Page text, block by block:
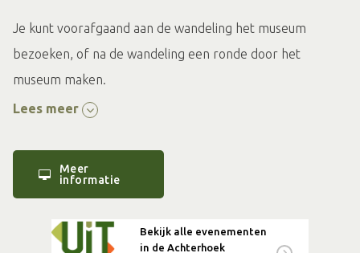
Je kunt voorafgaand aan de wandeling het museum
bezoeken, of na de wandeling een ronde door het
museum maken.
Het kan modderig zijn…
Prijs wandeling met gids inclusief museumtoegang en een
kopje koffie of thee € 10,00. Als Vriend van STAAL betaal
je € 2,50
Lees meer
Meer
informatie
Bekijk alle evenementen
in de Achterhoek